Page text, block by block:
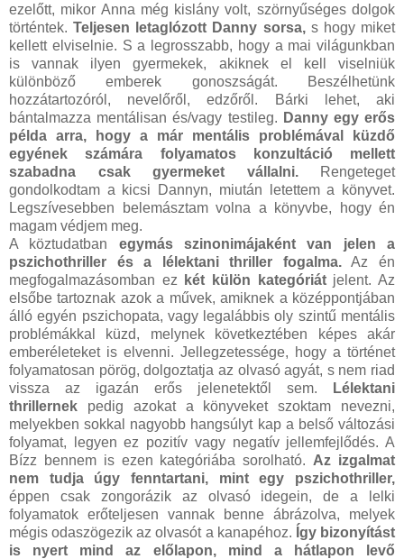
ezelőtt, mikor Anna még kislány volt, szörnyűséges dolgok
történtek.Teljesen letaglózott Danny sorsa,s hogy miket
kellett elviselnie. S a legrosszabb, hogy a mai világunkban
is vannak ilyen gyermekek, akiknek el kell viselniük
különböző emberek gonoszságát. Beszélhetünk
hozzátartozóról, nevelőről, edzőről. Bárki lehet, aki
bántalmazza mentálisan és/vagy testileg. Danny egy erős
példa arra, hogy a már mentális problémával küzdő
egyének számára folyamatos konzultáció mellett
szabadna csak gyermeket vállalni.Rengeteget
gondolkodtam a kicsi Dannyn, miután letettem a könyvet.
Legszívesebben belemásztam volna a könyvbe, hogy én
magam védjem meg.
A köztudatban egymás szinonimájaként van jelen a
pszichothriller és a lélektani thriller fogalma.Az én
megfogalmazásomban ez
két külön kategóriát jelent. Az
elsőbe tartoznak azok a művek, amiknek a középpontjában
álló egyén pszichopata, vagy legalábbis oly szintű mentális
problémákkal küzd, melynek következtében képes akár
emberéleteket is elvenni. Jellegzetessége, hogy a történet
folyamatosan pörög, dolgoztatja az olvasó agyát, s nem riad
vissza az igazán erős jelenetektől sem.
Lélektani
thrillernek pedig azokat a könyveket szoktam nevezni,
melyekben sokkal nagyobb hangsúlyt kap a belső változási
folyamat, legyen ez pozitív vagy negatív jellemfejlődés. A
Bízz bennem is ezen kategóriába sorolható. Az izgalmat
nem tudja úgy fenntartani, mint egy pszichothriller,
éppen csak zongorázik az olvasó idegein, de a lelki
folyamatok erőteljesen vannak benne ábrázolva, melyek
mégis odaszögezik az olvasót a kanapéhoz. Így bizonyítást
is nyert mind az előlapon, mind a hátlapon levő